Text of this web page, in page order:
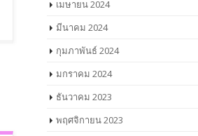
เมษายน 2024
มีนาคม 2024
กุมภาพันธ์ 2024
มกราคม 2024
ธันวาคม 2023
พฤศจิกายน 2023